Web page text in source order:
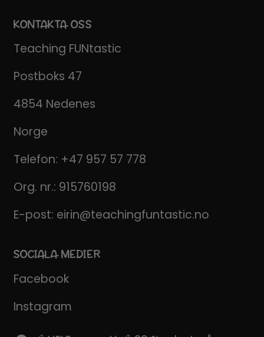
KONTAKTA OSS
Teaching FUNtastic
Postboks 47
4854 Nedenes
Norge
Telefon: +47 957 57 778
Org. nr.: 915760198
E-post: eirin@teachingfuntastic.no
SOCIALA MEDIER
Facebook
Instagram